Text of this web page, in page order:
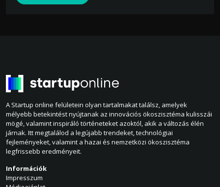
A Startup online felületein olyan tartalmakat találsz, amelyek
mélyebb betekintést nyújtanak az innovációs ökoszisztéma kulisszái
mögé, valamint inspiráló történeteket azoktól, akik a változás élén
járnak. Itt megtalálod a legújabb trendeket, technológiai
fejleményeket, valamint a hazai és nemzetközi ökoszisztéma
legfrissebb eredményeit.
Információk
Impresszum